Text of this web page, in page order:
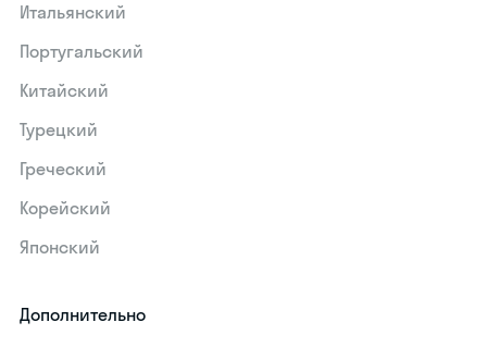
Итальянский
Португальский
Китайский
Турецкий
Греческий
Корейский
Японский
Дополнительно